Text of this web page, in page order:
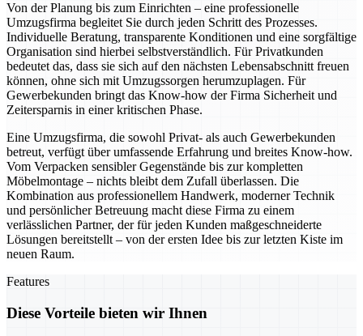
Von der Planung bis zum Einrichten – eine professionelle
Umzugsfirma begleitet Sie durch jeden Schritt des Prozesses.
Individuelle Beratung, transparente Konditionen und eine sorgfältige
Organisation sind hierbei selbstverständlich. Für Privatkunden
bedeutet das, dass sie sich auf den nächsten Lebensabschnitt freuen
können, ohne sich mit Umzugssorgen herumzuplagen. Für
Gewerbekunden bringt das Know-how der Firma Sicherheit und
Zeitersparnis in einer kritischen Phase.
Eine Umzugsfirma, die sowohl Privat- als auch Gewerbekunden
betreut, verfügt über umfassende Erfahrung und breites Know-how.
Vom Verpacken sensibler Gegenstände bis zur kompletten
Möbelmontage – nichts bleibt dem Zufall überlassen. Die
Kombination aus professionellem Handwerk, moderner Technik
und persönlicher Betreuung macht diese Firma zu einem
verlässlichen Partner, der für jeden Kunden maßgeschneiderte
Lösungen bereitstellt – von der ersten Idee bis zur letzten Kiste im
neuen Raum.
Features
Diese Vorteile bieten wir Ihnen